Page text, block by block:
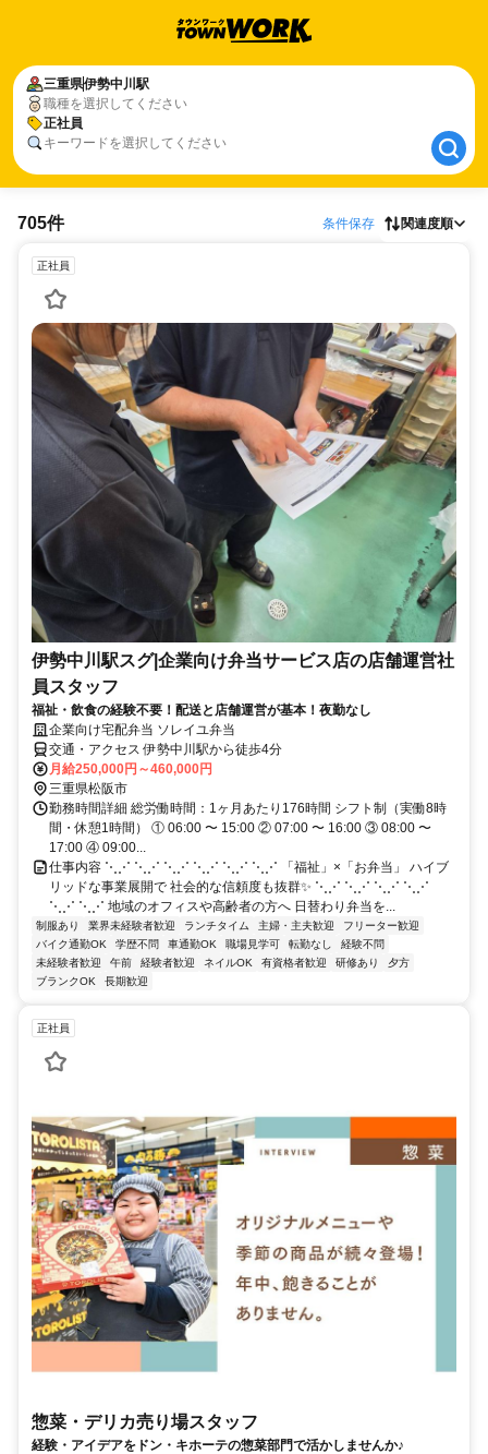
三重県伊勢中川駅
職種を選択してください
正社員
キーワードを選択してください
三重県伊勢中川駅
正社員
705件 条件保存 関連度順
正社員
伊勢中川駅スグ|企業向け弁当サービス店の店舗運営社
員スタッフ
福祉・飲食の経験不要！配送と店舗運営が基本！夜勤なし
企業向け宅配弁当 ソレイユ弁当
交通・アクセス 伊勢中川駅から徒歩4分
月給250,000円～460,000円
三重県松阪市
勤務時間詳細 総労働時間：1ヶ月あたり176時間 シフト制（実働8時
間・休憩1時間） ① 06:00 〜 15:00 ② 07:00 〜 16:00 ③ 08:00 〜
17:00 ④ 09:00...
仕事内容 ⋱⋰ ⋱⋰ ⋱⋰ ⋱⋰ ⋱⋰ ⋱⋰ 「福祉」×「お弁当」 ハイブ
リッドな事業展開で 社会的な信頼度も抜群✨ ⋱⋰ ⋱⋰ ⋱⋰ ⋱⋰
⋱⋰ ⋱⋰ 地域のオフィスや高齢者の方へ 日替わり弁当を...
制服あり 業界未経験者歓迎 ランチタイム 主婦・主夫歓迎
フリーター歓迎
バイク通勤OK
学歴不問 車通勤OK 職場見学可 転勤なし
経験不問
未経験者歓迎
午前 経験者歓迎 ネイルOK 有資格者歓迎 研修あり
夕方
ブランクOK
長期歓迎
正社員
惣菜・デリカ売り場スタッフ
経験・アイデアをドン・キホーテの惣菜部門で活かしませんか♪